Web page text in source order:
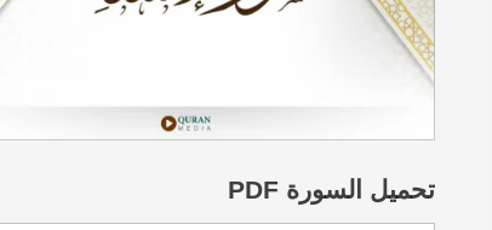
تحميل السورة PDF